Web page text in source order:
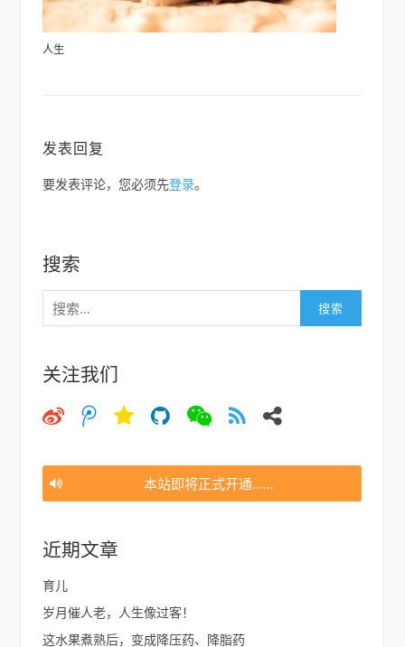
人生
发表回复
要发表评论，您必须先登录。
搜索
搜
索：
关注我们
微
微
空
猫
微
大
邮
本站即将正式开通……
近期文章
育儿
岁月催人老，人生像过客！
这水果煮熟后，变成降压药、降脂药